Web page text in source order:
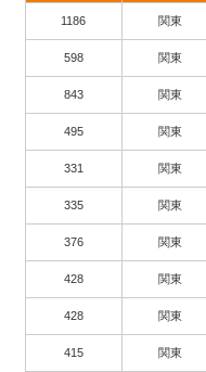
1186 関東
598 関東
843 関東
495 関東
331 関東
335 関東
376 関東
428 関東
428 関東
415 関東